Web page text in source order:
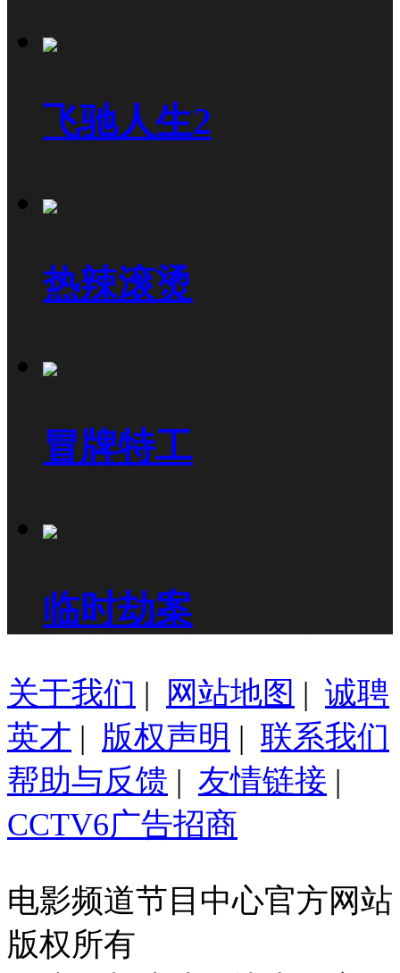
飞驰人生2
热辣滚烫
冒牌特工
临时劫案
关于我们 | 网站地图 | 诚聘
英才 | 版权声明 | 联系我们
帮助与反馈 | 友情链接 |
CCTV6广告招商
电影频道节目中心官方网站
版权所有